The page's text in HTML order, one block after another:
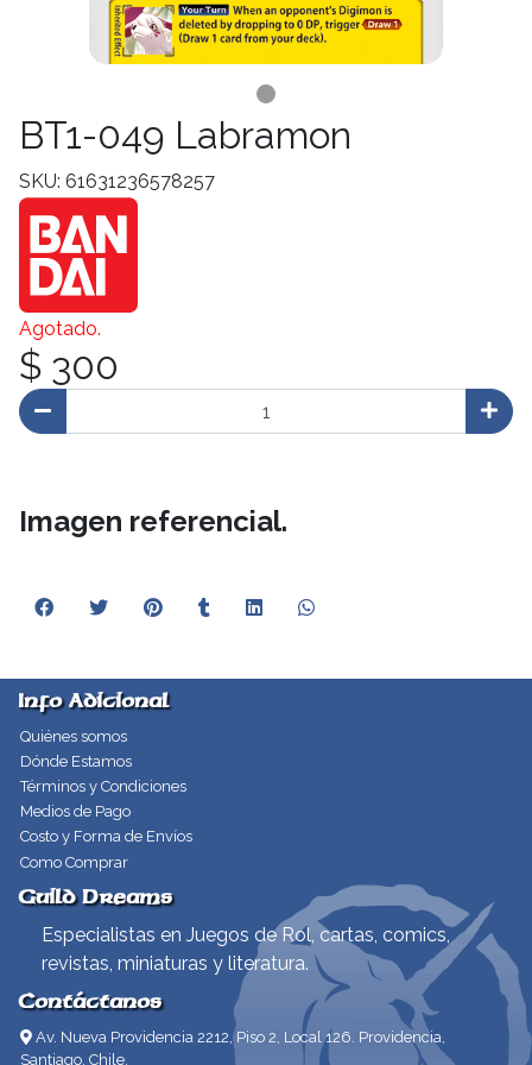
BT1-049 Labramon
SKU: 61631236578257
Agotado.
$ 300
Imagen referencial.
Info Adicional
Quiénes somos
Dónde Estamos
Términos y Condiciones
Medios de Pago
Costo y Forma de Envíos
Como Comprar
Guild Dreams
Especialistas en Juegos de Rol, cartas, comics,
revistas, miniaturas y literatura.
Contáctanos
Av. Nueva Providencia 2212, Piso 2, Local 126. Providencia,
Santiago, Chile.